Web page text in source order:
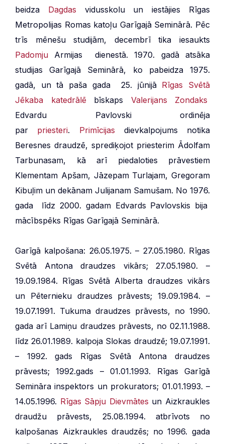
beidza Dagdas vidusskolu un iestājies Rīgas
Metropolijas Romas katoļu Garīgajā Seminārā. Pēc
trīs mēnešu studijām, decembrī tika iesaukts
Padomju Armijas dienestā. 1970. gadā atsāka
studijas Garīgajā Seminārā, ko pabeidza 1975.
gadā, un tā paša gada 25. jūnijā Rīgas Svētā
Jēkaba katedrālē bīskaps Valerijans Zondaks
Edvardu Pavlovski ordinēja
par priesteri. Primīcijas dievkalpojums notika
Beresnes draudzē, sprediķojot priesterim Ādolfam
Tarbunasam, kā arī piedaloties prāvestiem
Klementam Apšam, Jāzepam Turlajam, Gregoram
Kibuļim un dekānam Julijanam Samušam. No 1976.
gada līdz 2000. gadam Edvards Pavlovskis bija
mācībspēks Rīgas Garīgajā Seminārā.
Garīgā kalpošana: 26.05.1975. – 27.05.1980. Rīgas
Svētā Antona draudzes vikārs; 27.05.1980. –
19.09.1984. Rīgas Svētā Alberta draudzes vikārs
un Pēternieku draudzes prāvests; 19.09.1984. –
19.07.1991. Tukuma draudzes prāvests, no 1990.
gada arī Lamiņu draudzes prāvests, no 02.11.1988.
līdz 26.01.1989. kalpoja Slokas draudzē; 19.07.1991.
– 1992. gads Rīgas Svētā Antona draudzes
prāvests; 1992.gads – 01.01.1993. Rīgas Garīgā
Semināra inspektors un prokurators; 01.01.1993. –
14.05.1996. Rīgas Sāpju Dievmātes un Aizkraukles
draudžu prāvests, 25.08.1994. atbrīvots no
kalpošanas Aizkraukles draudzēs; no 1996. gada